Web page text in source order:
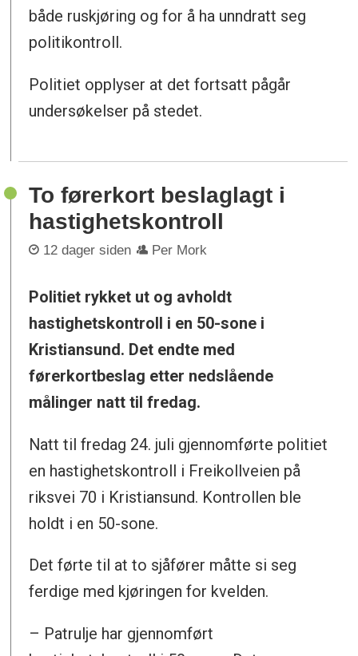
både ruskjøring og for å ha unndratt seg
politikontroll.
Politiet opplyser at det fortsatt pågår
undersøkelser på stedet.
To førerkort beslaglagt i
hastighetskontroll
12 dager siden Per Mork
Politiet rykket ut og avholdt
hastighetskontroll i en 50-sone i
Kristiansund. Det endte med
førerkortbeslag etter nedslående
målinger natt til fredag.
Natt til fredag 24. juli gjennomførte politiet
en hastighetskontroll i Freikollveien på
riksvei 70 i Kristiansund. Kontrollen ble
holdt i en 50-sone.
Det førte til at to sjåfører måtte si seg
ferdige med kjøringen for kvelden.
– Patrulje har gjennomført